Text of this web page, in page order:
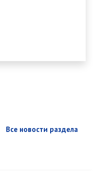
Все новости раздела